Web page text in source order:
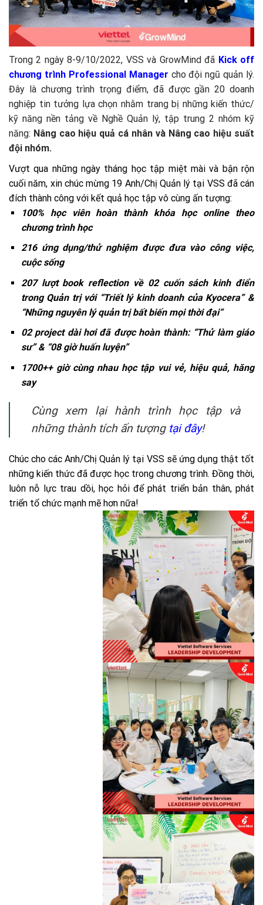
Trong 2 ngày 8-9/10/2022, VSS và GrowMind đã Kick off
chương trình Professional Manager cho đội ngũ quản lý.
Đây là chương trình trọng điểm, đã được gần 20 doanh
nghiệp tin tưởng lựa chọn nhằm trang bị những kiến thức/
kỹ năng nền tảng về Nghề Quản lý, tập trung 2 nhóm kỹ
năng: Nâng cao hiệu quả cá nhân và Nâng cao hiệu suất
đội nhóm.
Vượt qua những ngày tháng học tập miệt mài và bận rộn
cuối năm, xin chúc mừng 19 Anh/Chị Quản lý tại VSS đã cán
đích thành công với kết quả học tập vô cùng ấn tượng:
100% học viên hoàn thành khóa học online theo
chương trình học
216 ứng dụng/thử nghiệm được đưa vào công việc,
cuộc sống
207 lượt book reflection về 02 cuốn sách kinh điển
trong Quản trị với “Triết lý kinh doanh của Kyocera” &
“Những nguyên lý quản trị bất biến mọi thời đại”
02 project dài hơi đã được hoàn thành: “Thử làm giáo
sư” & “08 giờ huấn luyện”
1700++ giờ cùng nhau học tập vui vẻ, hiệu quả, hăng
say
Cùng xem lại hành trình học tập và
những thành tích ấn tượng tại đây!
Chúc cho các Anh/Chị Quản lý tại VSS sẽ ứng dụng thật tốt
những kiến thức đã được học trong chương trình. Đồng thời,
luôn nỗ lực trau dồi, học hỏi để phát triển bản thân, phát
triển tổ chức mạnh mẽ hơn nữa!